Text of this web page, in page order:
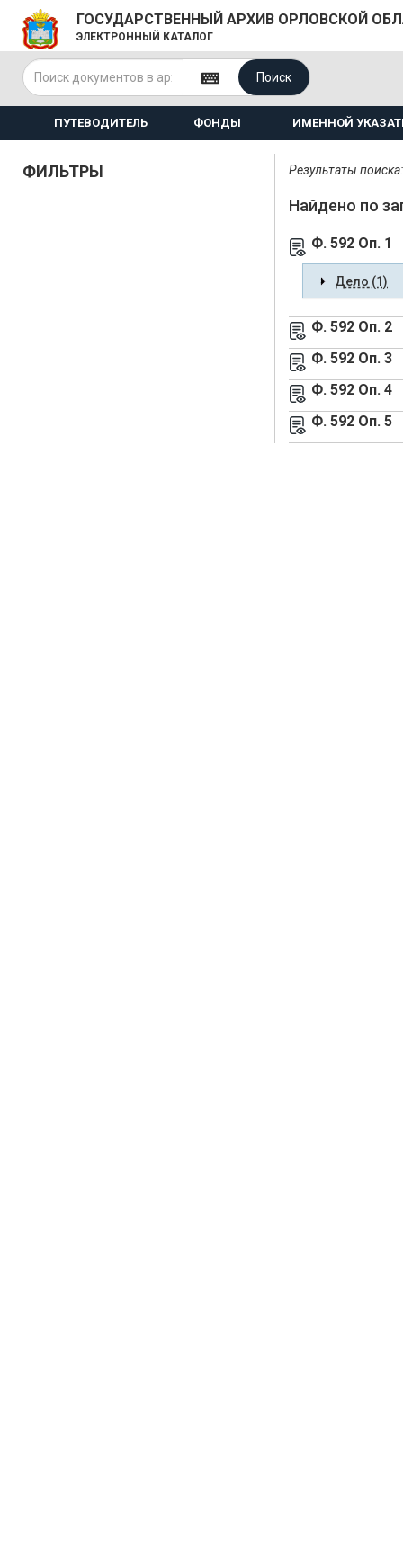
ГОСУДАРСТВЕННЫЙ АРХИВ ОРЛОВСКОЙ
ЭЛЕКТРОННЫЙ КАТАЛОГ
Поиск
ПУТЕВОДИТЕЛЬ ФОНДЫ ИМЕННОЙ
ФИЛЬТРЫ Результаты
Найдено по
Ф. 592 Оп. 1
Дело (1)
Ф. 592 Оп. 2
Ф. 592 Оп. 3
Ф. 592 Оп. 4
Ф. 592 Оп. 5